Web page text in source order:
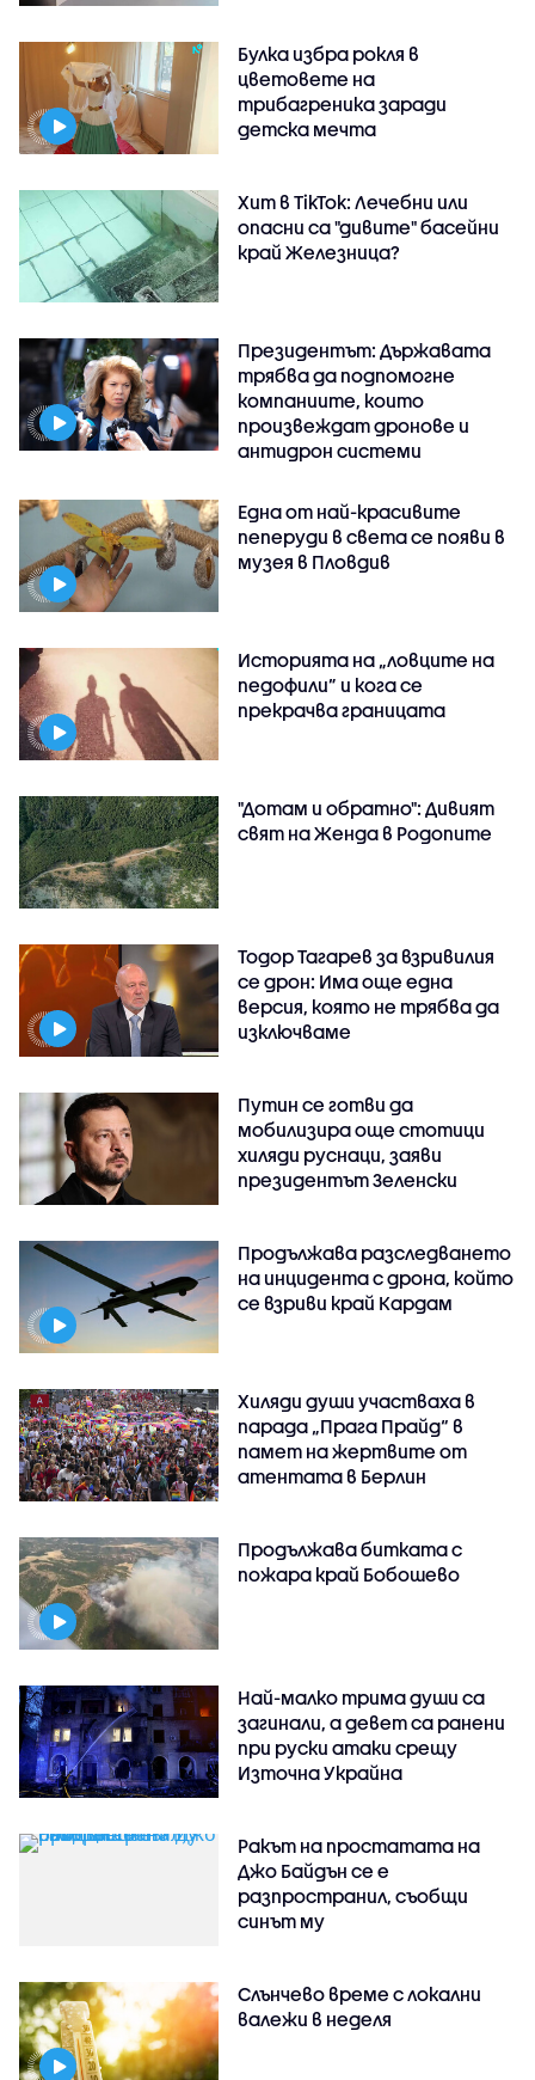
Булка избра рокля в
цветовете на
трибагреника заради
детска мечта
Хит в TikTok: Лечебни или
опасни са "дивите" басейни
край Железница?
Президентът: Държавата
трябва да подпомогне
компаниите, които
произвеждат дронове и
антидрон системи
Една от най-красивите
пеперуди в света се появи в
музея в Пловдив
Историята на „ловците на
педофили” и кога се
прекрачва границата
"Дотам и обратно": Дивият
свят на Женда в Родопите
Тодор Тагарев за взривилия
се дрон: Има още една
версия, която не трябва да
изключваме
Путин се готви да
мобилизира още стотици
хиляди руснаци, заяви
президентът Зеленски
Продължава разследването
на инцидента с дрона, който
се взриви край Кардам
Хиляди души участваха в
парада „Прага Прайд“ в
памет на жертвите от
атентата в Берлин
Продължава битката с
пожара край Бобошево
Най-малко трима души са
загинали, а девет са ранени
при руски атаки срещу
Източна Украйна
Ракът на простатата на
Джо Байдън се е
разпространил, съобщи
синът му
Слънчево време с локални
валежи в неделя